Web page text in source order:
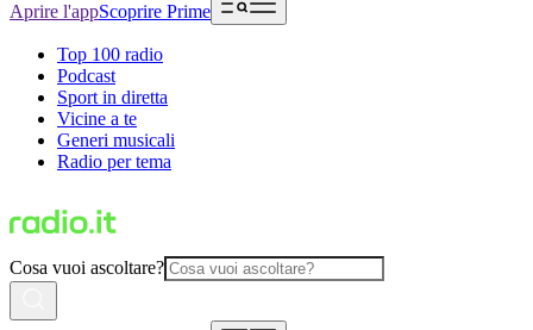
Aprire l'appScoprire Prime
Top 100 radio
Podcast
Sport in diretta
Vicine a te
Generi musicali
Radio per tema
Cosa vuoi ascoltare?